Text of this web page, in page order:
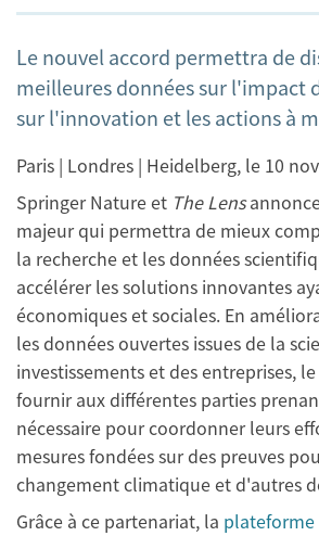
Le nouvel accord permettra de
meilleures données sur l'impact
sur l'innovation et les actions à
Paris | Londres | Heidelberg, le 10
Springer Nature et The Lens
majeur qui permettra de mieux
la recherche et les données
accélérer les solutions innovantes
économiques et sociales. En
les données ouvertes issues de la
investissements et des entreprises,
fournir aux différentes parties
nécessaire pour coordonner leurs
mesures fondées sur des preuves
changement climatique et d'autres
Grâce à ce partenariat, la plateforme